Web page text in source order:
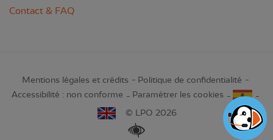
Contact & FAQ
Mentions légales et crédits
Politique de confidentialité
Accessibilité : non conforme
Paramétrer les cookies
© LPO 2026